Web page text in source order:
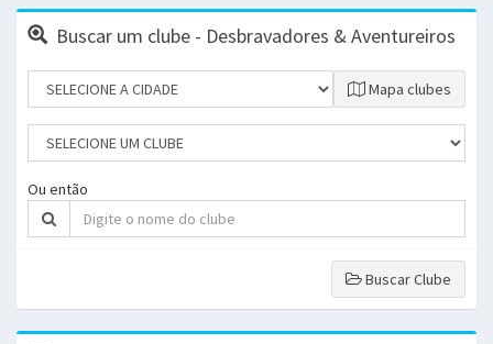
Buscar um clube - Desbravadores & Aventureiros
Mapa clubes
Ou então
Buscar Clube